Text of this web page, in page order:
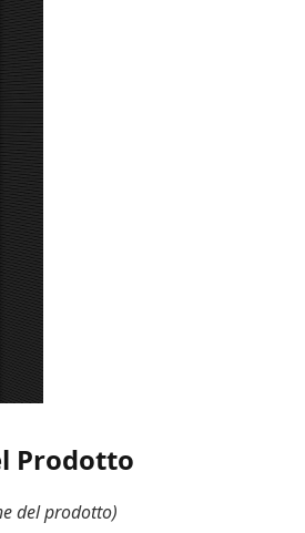
Prodotto
del prodotto)